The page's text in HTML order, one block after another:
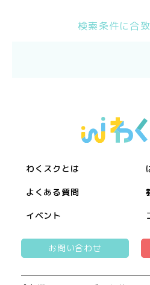
検索条件に合
わくスクとは
よくある質問
イベント
お問い合わせ